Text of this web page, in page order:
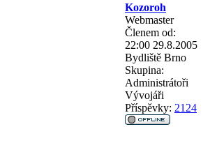
Kozoroh
Webmaster
Členem od:
22:00 29.8.2005
Bydliště Brno
Skupina:
Administrátoři
Vývojáři
Příspěvky: 2124